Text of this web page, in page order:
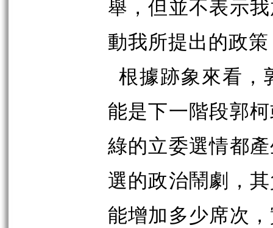
舉，但並不表示
動我所提出的政
根據跡象來看，
能是下一階段郭
綠的立委選情都
選的政治鬧劇，
能增加多少席次